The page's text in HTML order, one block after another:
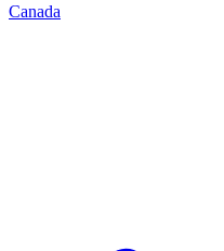
Canada